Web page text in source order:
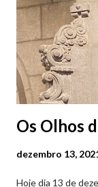
(2019.10.25)
Os Olhos
dezembro 13,
Hoje dia 13 de